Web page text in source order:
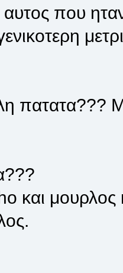
αυτος που
πατατα???
και μουρλος